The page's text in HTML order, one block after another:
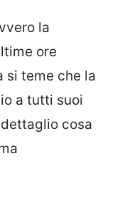
la
ore
si teme che la
a tutti suoi
cosa